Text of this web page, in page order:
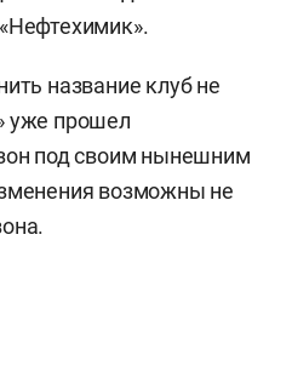
название клуб не
уже прошел
под своим нынешним
возможны не